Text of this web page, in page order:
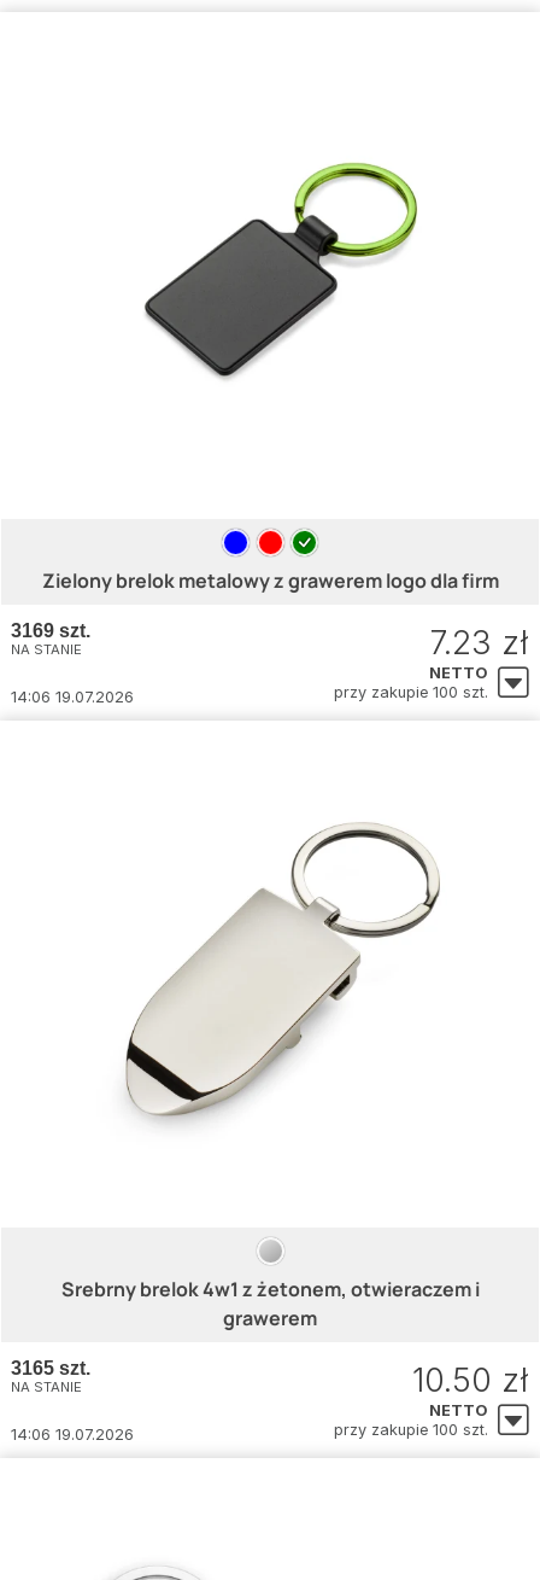
Zielony brelok metalowy z grawerem logo dla firm
3169 szt.
NA STANIE
14:06 19.07.2026
7.23 zł
NETTO
przy zakupie 100 szt.
Srebrny brelok 4w1 z żetonem, otwieraczem i
grawerem
3165 szt.
NA STANIE
14:06 19.07.2026
10.50 zł
NETTO
przy zakupie 100 szt.